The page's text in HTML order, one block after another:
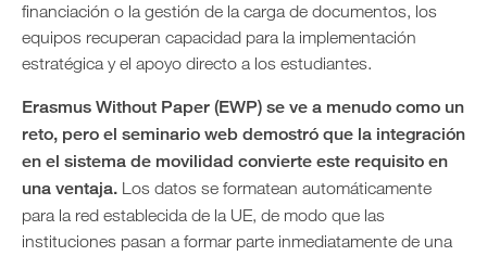
financiación o la gestión de la carga de documentos, los
equipos recuperan capacidad para la implementación
estratégica y el apoyo directo a los estudiantes.
Erasmus Without Paper (EWP) se ve a menudo como un
reto, pero el seminario web demostró que la integración
en el sistema de movilidad convierte este requisito en
una ventaja. Los datos se formatean automáticamente
para la red establecida de la UE, de modo que las
instituciones pasan a formar parte inmediatamente de una